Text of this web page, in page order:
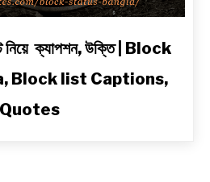
নিয়ে ক্যাপশন, উক্তি | Block
Block list Captions,
Quotes